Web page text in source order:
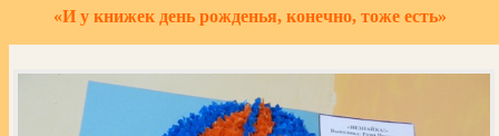
«И у книжек день рожденья, конечно, тоже есть»